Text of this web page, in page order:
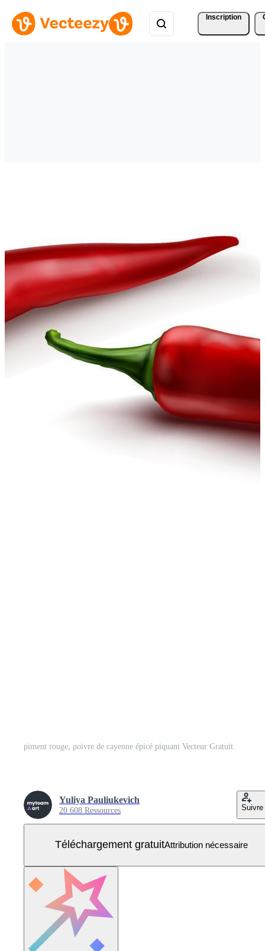
Inscription
piment rouge, poivre de cayenne épicé piquant Vecteur Gratuit
Yuliya Pauliukevich
20 608 Ressources Suivre
Téléchargement gratuitAttribution nécessaire